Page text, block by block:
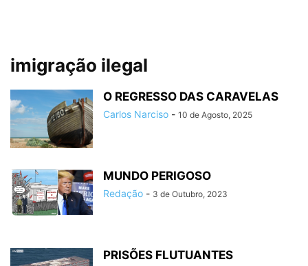
imigração ilegal
O REGRESSO DAS CARAVELAS
Carlos Narciso - 10 de Agosto, 2025
MUNDO PERIGOSO
Redação - 3 de Outubro, 2023
PRISÕES FLUTUANTES